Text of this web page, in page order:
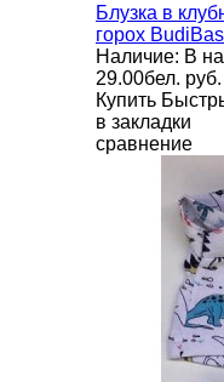
Блузка в
горох
Наличие: В
29.00бел. руб.
Купить
в закладки
сравнение